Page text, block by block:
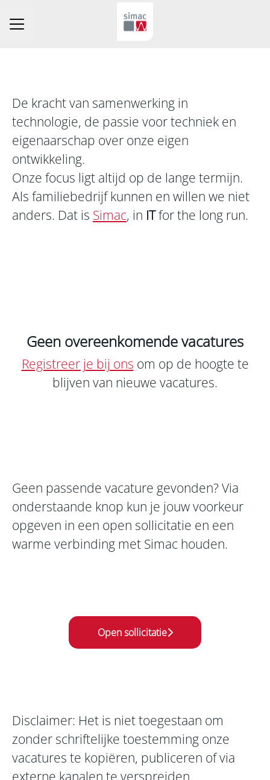
Carrièremenu
De kracht van samenwerking in
technologie, de passie voor techniek en
eigenaarschap over onze eigen
ontwikkeling.
Onze focus ligt altijd op de lange termijn.
Als familiebedrijf kunnen en willen we niet
anders. Dat is Simac, in ITfor the long run.
Geen overeenkomende vacatures
Registreer je bij ons om op de hoogte te
blijven van nieuwe vacatures.
Geen passende vacature gevonden? Via
onderstaande knop kun je jouw voorkeur
opgeven in een open sollicitatie en een
warme verbinding met Simac houden.
Open sollicitatie
Disclaimer: Het is niet toegestaan om
zonder schriftelijke toestemming onze
vacatures te kopiëren, publiceren of via
externe kanalen te verspreiden.